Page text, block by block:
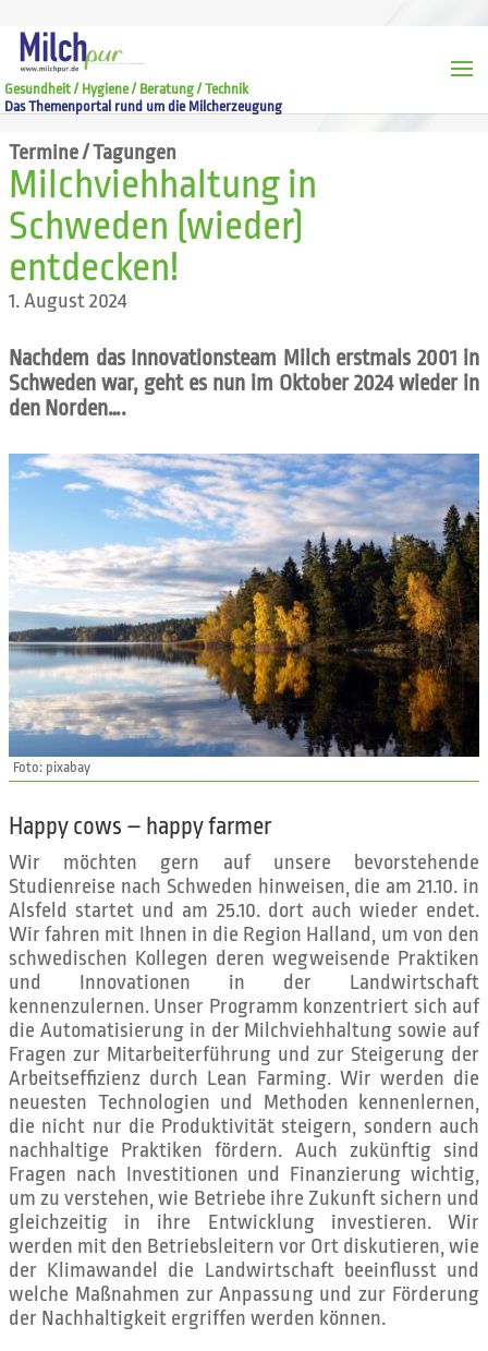
Gesundheit / Hygiene / Beratung / Technik
Das Themenportal rund um die Milcherzeugung
Termine / Tagungen
Milchviehhaltung in
Schweden (wieder)
entdecken!
1. August 2024
Nachdem das Innovationsteam Milch erstmals 2001 in
Schweden war, geht es nun im Oktober 2024 wieder in
den Norden….
Foto: pixabay
Happy cows – happy farmer
Wir möchten gern auf unsere bevorstehende
Studienreise nach Schweden hinweisen, die am 21.10. in
Alsfeld startet und am 25.10. dort auch wieder endet.
Wir fahren mit Ihnen in die Region Halland, um von den
schwedischen Kollegen deren wegweisende Praktiken
und Innovationen in der Landwirtschaft
kennenzulernen. Unser Programm konzentriert sich auf
die Automatisierung in der Milchviehhaltung sowie auf
Fragen zur Mitarbeiterführung und zur Steigerung der
Arbeitseffizienz durch Lean Farming. Wir werden die
neuesten Technologien und Methoden kennenlernen,
die nicht nur die Produktivität steigern, sondern auch
nachhaltige Praktiken fördern. Auch zukünftig sind
Fragen nach Investitionen und Finanzierung wichtig,
um zu verstehen, wie Betriebe ihre Zukunft sichern und
gleichzeitig in ihre Entwicklung investieren. Wir
werden mit den Betriebsleitern vor Ort diskutieren, wie
der Klimawandel die Landwirtschaft beeinflusst und
welche Maßnahmen zur Anpassung und zur Förderung
der Nachhaltigkeit ergriffen werden können.